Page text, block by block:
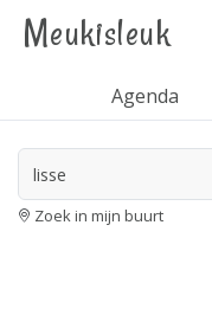
Meukisleuk
Agenda
Zoek in mijn buurt